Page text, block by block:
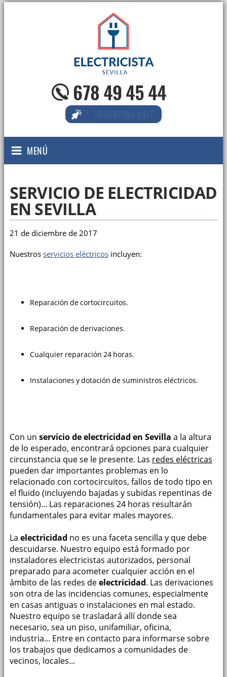
678 49 45 44
MENÚ
SERVICIO DE ELECTRICIDAD
EN SEVILLA
21 de diciembre de 2017
Nuestros servicios eléctricosincluyen:
Reparación de cortocircuitos.
Reparación de derivaciones.
Cualquier reparación 24 horas.
Instalaciones y dotación de suministros eléctricos.
Con un servicio de electricidad en Sevilla a la altura
de lo esperado, encontrará opciones para cualquier
circunstancia que se le presente. Las redes eléctricas
pueden dar importantes problemas en lo
relacionado con cortocircuitos, fallos de todo tipo en
el fluido (incluyendo bajadas y subidas repentinas de
tensión)... Las reparaciones 24 horas resultarán
fundamentales para evitar males mayores.
La electricidad no es una faceta sencilla y que debe
descuidarse. Nuestro equipo está formado por
instaladores electricistas autorizados, personal
preparado para acometer cualquier acción en el
ámbito de las redes deelectricidad. Las derivaciones
son otra de las incidencias comunes, especialmente
en casas antiguas o instalaciones en mal estado.
Nuestro equipo se trasladará allí donde sea
necesario, sea un piso, unifamiliar, oficina,
industria... Entre en contacto para informarse sobre
los trabajos que dedicamos a comunidades de
vecinos, locales...